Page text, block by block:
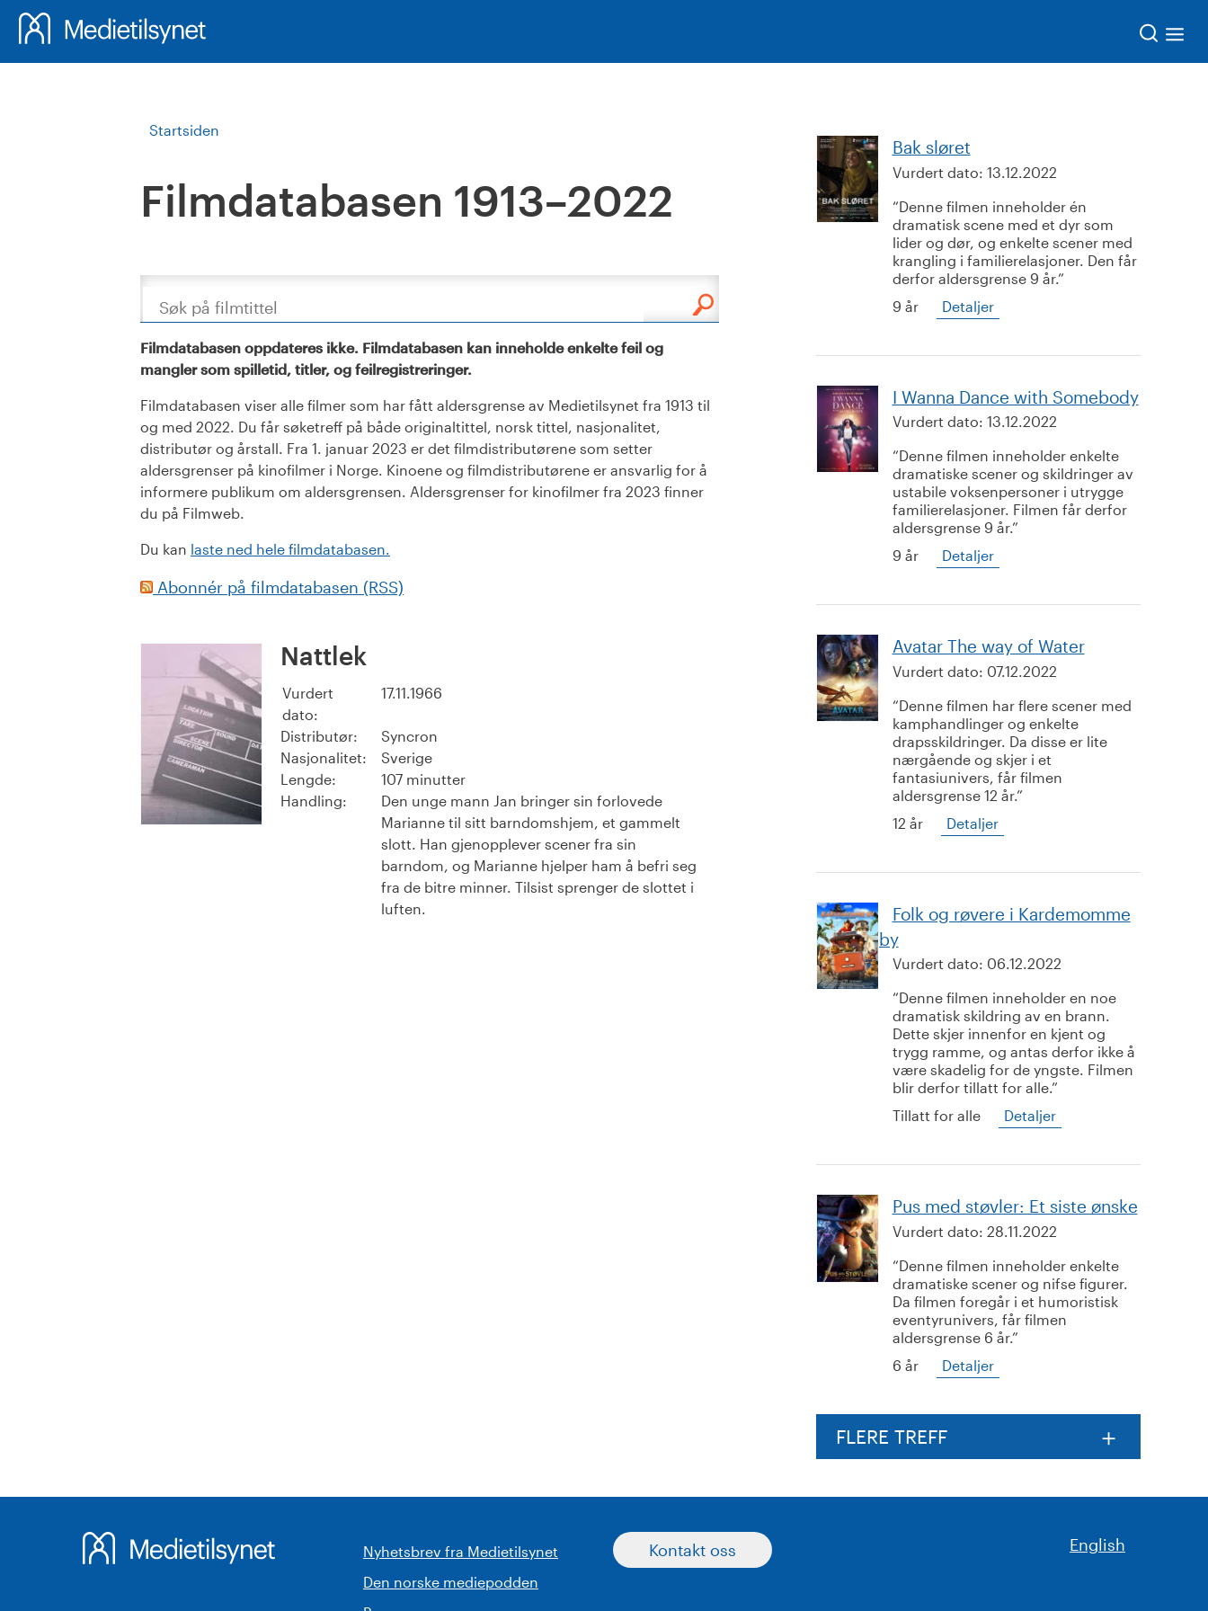
Startsiden
Filmdatabasen 1913–2022
Søk
Filmdatabasen oppdateres ikke. Filmdatabasen kan inneholde enkelte feil og
mangler som spilletid, titler, og feilregistreringer.
Filmdatabasen viser alle filmer som har fått aldersgrense av Medietilsynet fra 1913 til
og med 2022. Du får søketreff på både originaltittel, norsk tittel, nasjonalitet,
distributør og årstall. Fra 1. januar 2023 er det filmdistributørene som setter
aldersgrenser på kinofilmer i Norge. Kinoene og filmdistributørene er ansvarlig for å
informere publikum om aldersgrensen. Aldersgrenser for kinofilmer fra 2023 finner
du på Filmweb.
Du kan laste ned hele filmdatabasen.
Abonnér på filmdatabasen (RSS)
Nattlek
Vurdert
dato:
17.11.1966
Distributør:
Syncron
Nasjonalitet:
Sverige
Lengde:
107 minutter
Handling:
Den unge mann Jan bringer sin forlovede
Marianne til sitt barndomshjem, et gammelt
slott. Han gjenopplever scener fra sin
barndom, og Marianne hjelper ham å befri seg
fra de bitre minner. Tilsist sprenger de slottet i
luften.
Bak sløret
Vurdert dato: 13.12.2022
Denne filmen inneholder én
dramatisk scene med et dyr som
lider og dør, og enkelte scener med
krangling i familierelasjoner. Den får
derfor aldersgrense 9 år.
9 år
Detaljer
I Wanna Dance with Somebody
Vurdert dato: 13.12.2022
Denne filmen inneholder enkelte
dramatiske scener og skildringer av
ustabile voksenpersoner i utrygge
familierelasjoner. Filmen får derfor
aldersgrense 9 år.
9 år
Detaljer
Avatar The way of Water
Vurdert dato: 07.12.2022
Denne filmen har flere scener med
kamphandlinger og enkelte
drapsskildringer. Da disse er lite
nærgående og skjer i et
fantasiunivers, får filmen
aldersgrense 12 år.
12 år
Detaljer
Folk og røvere i Kardemomme
by
Vurdert dato: 06.12.2022
Denne filmen inneholder en noe
dramatisk skildring av en brann.
Dette skjer innenfor en kjent og
trygg ramme, og antas derfor ikke å
være skadelig for de yngste. Filmen
blir derfor tillatt for alle.
Tillatt for alle
Detaljer
Pus med støvler: Et siste ønske
Vurdert dato: 28.11.2022
Denne filmen inneholder enkelte
dramatiske scener og nifse figurer.
Da filmen foregår i et humoristisk
eventyrunivers, får filmen
aldersgrense 6 år.
6 år
Detaljer
FLERE TREFF
Nyhetsbrev fra Medietilsynet
Den norske mediepodden
Kontakt oss English